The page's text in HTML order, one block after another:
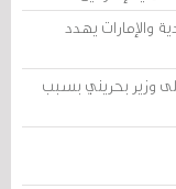
والإمارات يهدد
وزير بحريني بسبب